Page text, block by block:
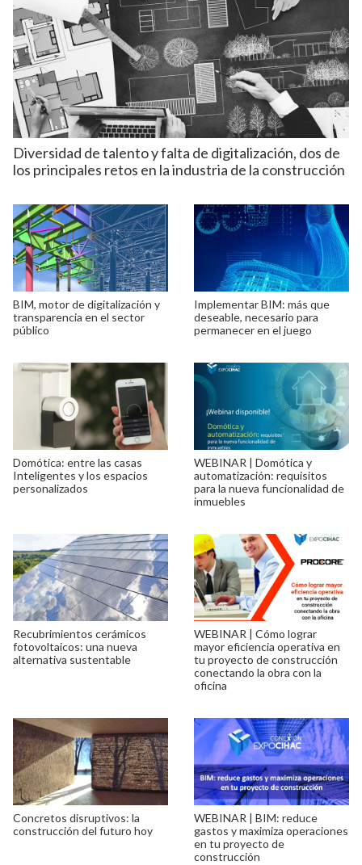
Diversidad de talento y falta de digitalización, dos de
los principales retos en la industria de la construcción
BIM, motor de digitalización y
transparencia en el sector
público
Implementar BIM: más que
deseable, necesario para
permanecer en el juego
Domótica: entre las casas
Inteligentes y los espacios
personalizados
WEBINAR | Domótica y
automatización: requisitos
para la nueva funcionalidad de
inmuebles
Recubrimientos cerámicos
fotovoltaicos: una nueva
alternativa sustentable
WEBINAR | Cómo lograr
mayor eficiencia operativa en
tu proyecto de construcción
conectando la obra con la
oficina
Concretos disruptivos: la
construcción del futuro hoy
WEBINAR | BIM: reduce
gastos y maximiza operaciones
en tu proyecto de
construcción